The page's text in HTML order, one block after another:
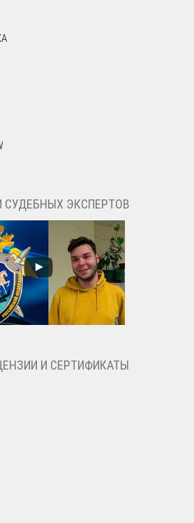
СУДЕБНЫХ ЭКСПЕРТОВ
И СЕРТИФИКАТЫ